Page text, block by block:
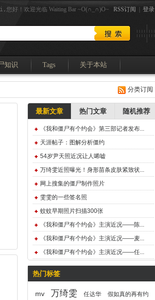
您好！欢迎光临 Waiting Bar ~O(∩_∩)O~ RSS订阅 登录
知识 Tags 关于本站
分类订阅
最新文章 热门文章 随机推荐
《我和僵尸有个约会》第三部记者发布...
天涯帖子：图解分析僵约
54岁尹天照近况让人唏嘘
万绮雯近照曝光！身形苗条皮肤紧致状...
网上搜集的僵尸制作照片
雯雯的一些签名照
蚊蚊早期照片扫描300张
《我和僵尸有个约会》主演近况——陈...
《我和僵尸有个约会》主演近况——麦...
《我和僵尸有个约会》主演近况——任...
热门标签
mv 万绮雯 任达华
假如真的再有约